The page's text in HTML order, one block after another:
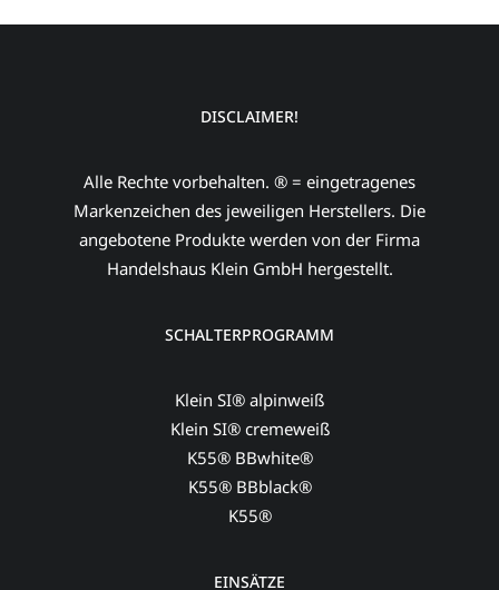
DISCLAIMER!
Alle Rechte vorbehalten. ® = eingetragenes
Markenzeichen des jeweiligen Herstellers. Die
angebotene Produkte werden von der Firma
Handelshaus Klein GmbH hergestellt.
SCHALTERPROGRAMM
Klein SI® alpinweiß
Klein SI® cremeweiß
K55® BBwhite®
K55® BBblack®
K55®
EINSÄTZE